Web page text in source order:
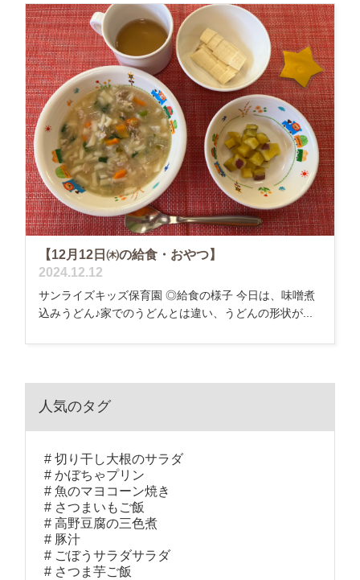
【12月12日㈭の給食・おやつ】
2024.12.12
サンライズキッズ保育園 ◎給食の様子 今日は、味噌煮
込みうどん♪家でのうどんとは違い、うどんの形状が...
人気のタグ
切り干し大根のサラダ
かぼちゃプリン
魚のマヨコーン焼き
さつまいもご飯
高野豆腐の三色煮
豚汁
ごぼうサラダサラダ
さつま芋ご飯